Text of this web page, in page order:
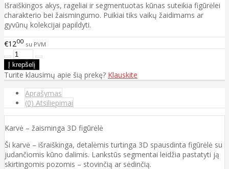
Išraiškingos akys, rageliai ir segmentuotas kūnas suteikia figūrėlei
charakterio bei žaismingumo. Puikiai tiks vaikų žaidimams ar
gyvūnų kolekcijai papildyti.
€1200 su PVM
Turite klausimų apie šią prekę? Klauskite
Aprašymas
(0) Atsiliepimai
Karvė – žaisminga 3D figūrėlė
Ši karvė – išraiškinga, detalėmis turtinga 3D spausdinta figūrėlė su
judančiomis kūno dalimis. Lankstūs segmentai leidžia pastatyti ją
skirtingomis pozomis – stovinčią ar sėdinčią.